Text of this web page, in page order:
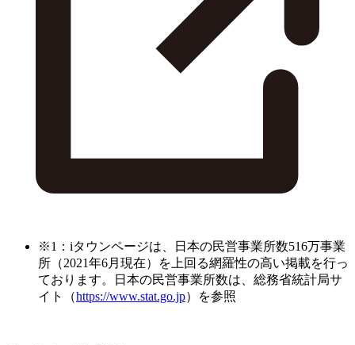
※1：iタウンページは、日本の民営事業所数516万事業
所（2021年6月現在）を上回る網羅性の高い掲載を行っ
ております。日本の民営事業所数は、総務省統計局サ
イト（https://www.stat.go.jp）を参照